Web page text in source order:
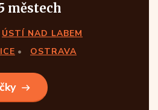
městech
ÚSTÍ NAD LABEM
OSTRAVA